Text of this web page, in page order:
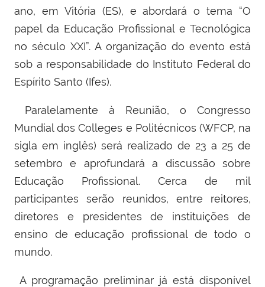
ano, em Vitória (ES), e abordará o tema “O
papel da Educação Profissional e Tecnológica
no século XXI”. A organização do evento está
sob a responsabilidade do Instituto Federal do
Espírito Santo (Ifes).
Paralelamente à Reunião, o Congresso
Mundial dos Colleges e Politécnicos (WFCP, na
sigla em inglês) será realizado de 23 a 25 de
setembro e aprofundará a discussão sobre
Educação Profissional. Cerca de mil
participantes serão reunidos, entre reitores,
diretores e presidentes de instituições de
ensino de educação profissional de todo o
mundo.
A programação preliminar já está disponível